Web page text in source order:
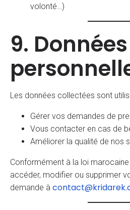
volonté…)
9. Données
Les données collectées sont
Gérer vos demandes de
Vous contacter en cas de
Améliorer la qualité de nos
Conformément à la loi
accéder, modifier ou supprimer
demande à